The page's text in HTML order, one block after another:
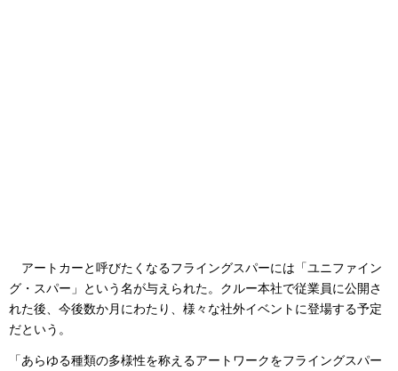
アートカーと呼びたくなるフライングスパーには「ユニファイン
グ・スパー」という名が与えられた。クルー本社で従業員に公開さ
れた後、今後数か月にわたり、様々な社外イベントに登場する予定
だという。
「あらゆる種類の多様性を称えるアートワークをフライングスパー